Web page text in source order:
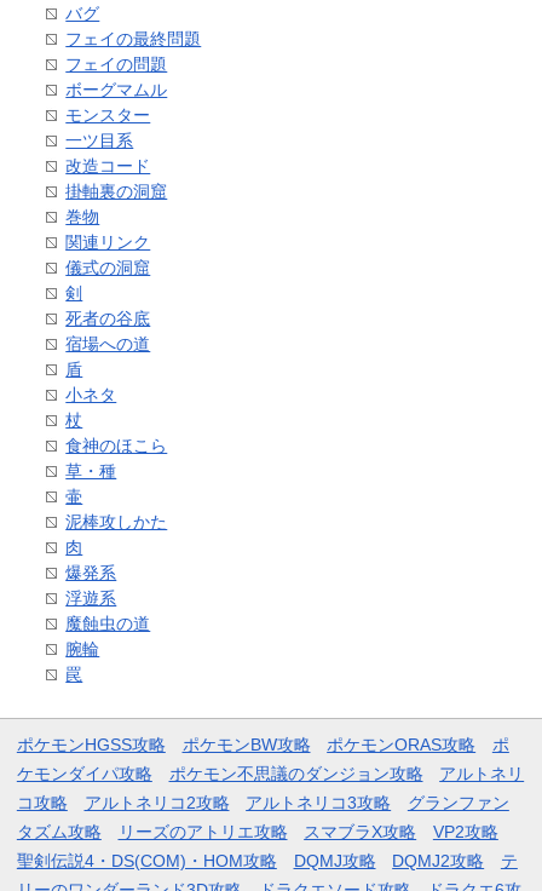
バグ
フェイの最終問題
フェイの問題
ボーグマムル
モンスター
一ツ目系
改造コード
掛軸裏の洞窟
巻物
関連リンク
儀式の洞窟
剣
死者の谷底
宿場への道
盾
小ネタ
杖
食神のほこら
草・種
壷
泥棒攻しかた
肉
爆発系
浮遊系
魔蝕虫の道
腕輪
罠
ポケモンHGSS攻略 ポケモンBW攻略 ポケモンORAS攻略
ポ
ケモンダイパ攻略
ポケモン不思議のダンジョン攻略
アルトネリ
コ攻略
アルトネリコ2攻略 アルトネリコ3攻略
グランファン
タズム攻略
リーズのアトリエ攻略 スマブラX攻略
VP2攻略
聖剣伝説4・DS(COM)・HOM攻略
DQMJ攻略 DQMJ2攻略
テ